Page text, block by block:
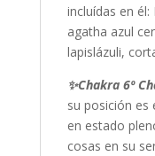
incluídas en
agatha azul
lapislázuli,
✨Chakra 6º
su posición es
en estado
cosas en su